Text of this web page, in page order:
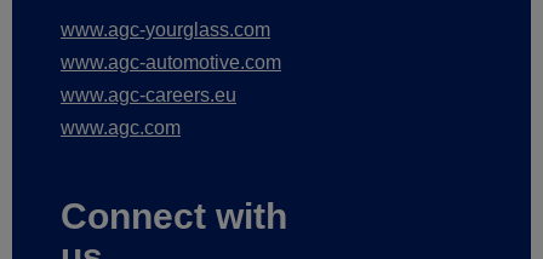
www.agc-yourglass.com
www.agc-automotive.com
www.agc-careers.eu
www.agc.com
Connect with